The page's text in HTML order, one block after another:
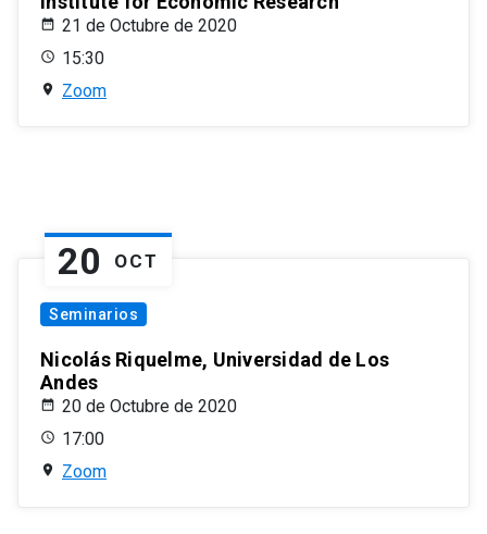
21 de Octubre de 2020
15:30
Zoom
20 OCT
Seminarios
Nicolás Riquelme, Universidad de Los
Andes
20 de Octubre de 2020
17:00
Zoom